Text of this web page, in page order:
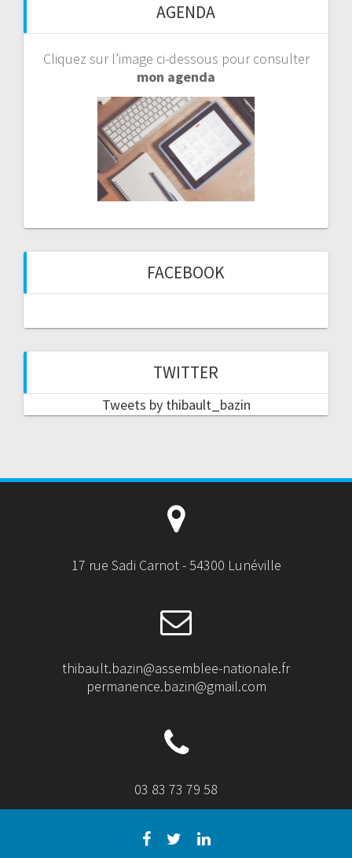
AGENDA
Cliquez sur l’image ci-dessous pour consulter
mon agenda
FACEBOOK
TWITTER
Tweets by thibault_bazin
17 rue Sadi Carnot - 54300 Lunéville
thibault.bazin@assemblee-nationale.fr
permanence.bazin@gmail.com
03 83 73 79 58